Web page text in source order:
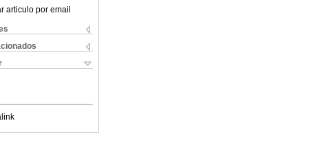
articulo por email